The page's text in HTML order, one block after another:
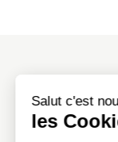
Salut c'est
les